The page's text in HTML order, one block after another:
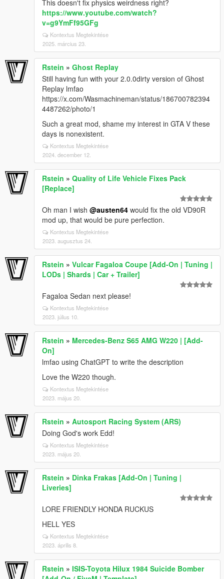
This doesn't fix physics weirdness right?
https://www.youtube.com/watch?
v=g9YmFf95GFg
Kontextus Megtekintése
2025. március 23.
Rstein » Ghost Replay
Still having fun with your 2.0.0dirty version of Ghost
Replay lmfao
https://x.com/Wasmachineman/status/186700782394
4487262/photo/1
Such a great mod, shame my interest in GTA V these
days is nonexistent.
Kontextus Megtekintése
2024. december 12.
Rstein » Quality of Life Vehicle Fixes Pack
[Replace]
Oh man I wish @austen64 would fix the old VD90R
mod up, that would be pure perfection.
Kontextus Megtekintése
2023. augusztus 24.
Rstein » Vulcar Fagaloa Coupe [Add-On | Tuning |
LODs | Shards | Car + Trailer]
Fagaloa Sedan next please!
Kontextus Megtekintése
2023. július 10.
Rstein » Mercedes-Benz S65 AMG W220 | [Add-
On]
lmfao using ChatGPT to write the description
Love the W220 though.
Kontextus Megtekintése
2023. május 20.
Rstein » Autosport Racing System (ARS)
Doing God's work Edd!
Kontextus Megtekintése
2023. május 20.
Rstein » Dinka Frakas [Add-On | Tuning |
Liveries]
LORE FRIENDLY HONDA RUCKUS
HELL YES
Kontextus Megtekintése
2023. április 8.
Rstein » ISIS-Toyota Hilux 1984 Suicide Bomber